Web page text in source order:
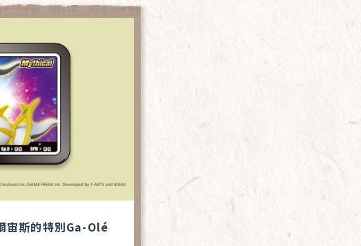
宙斯的特別Ga-Olé